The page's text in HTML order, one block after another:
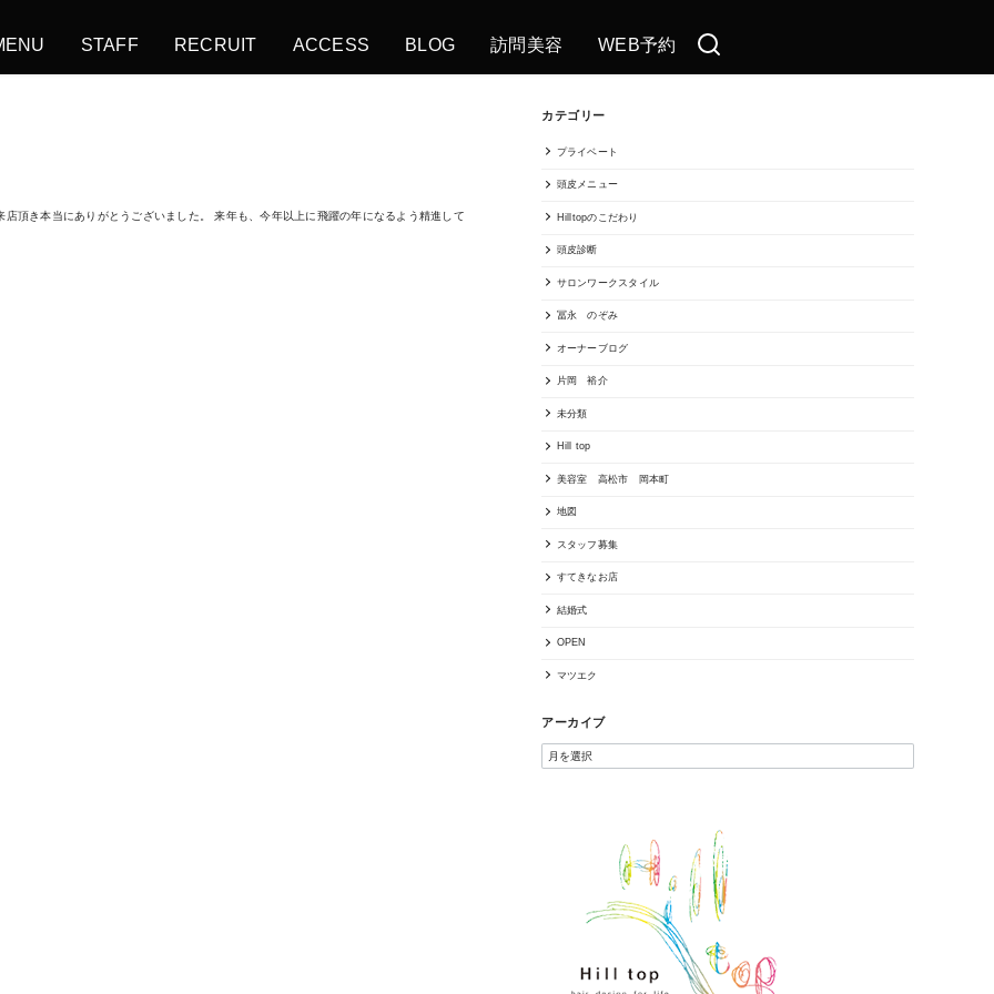
STAFF RECRUIT ACCESS BLOG 訪問美容 WEB予約
頂き本当にありがとうございました。 来年も、今年以上に飛躍の年になるよう精進して
カテゴリー
プライベート
頭皮メニュー
Hilltopのこだわり
頭皮診断
サロンワークスタイル
冨永 のぞみ
オーナーブログ
片岡 裕介
未分類
Hill top
美容室 高松市 岡本町
地図
スタッフ募集
すてきなお店
結婚式
OPEN
マツエク
アーカイブ